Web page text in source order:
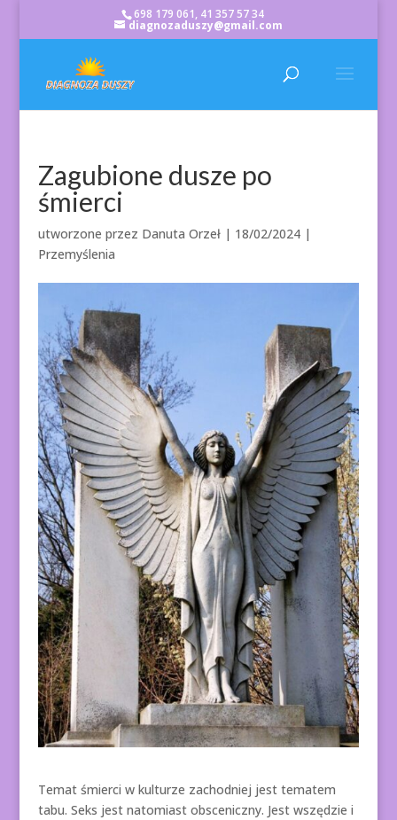
698 179 061, 41 357 57 34
diagnozaduszy@gmail.com
Zagubione dusze po
śmierci
utworzone przez Danuta Orzeł| 18/02/2024|
Przemyślenia
Temat śmierci w kulturze zachodniej jest tematem
tabu. Seks jest natomiast obsceniczny. Jest wszędzie i